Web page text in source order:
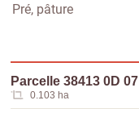
Pré, pâture
Parcelle 38413 0D
0.103 ha